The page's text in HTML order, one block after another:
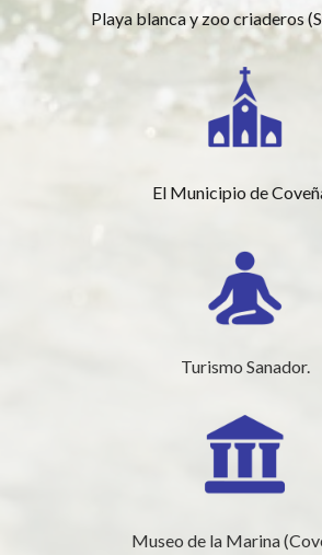
Playa blanca y zoo criaderos
El Municipio de
Turismo Sanador.
Museo de la Marina